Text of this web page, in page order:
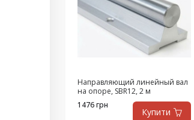
Направляющий линейный вал
на опоре, SBR12, 2 м
1476 грн
Купити